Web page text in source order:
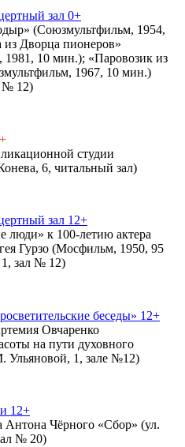
зал 0+
(Союзмультфильм, 1954,
Дворца пионеров»
10 мин.); «Паровозик из
1967, 10 мин.)
№ 12)
студии
6, читальный зал)
зал 12+
люди» к 100-летию актера
Гурзо (Мосфильм, 1950, 95
зал № 12)
беседы» 12+
Овчаренко
на пути духовного
Ульяновой, 1, зале №12)
12+
Антона Чёрного «Сбор» (ул.
№ 20)